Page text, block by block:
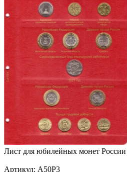
Лист для юбилейных монет России
Артикул: A50P3